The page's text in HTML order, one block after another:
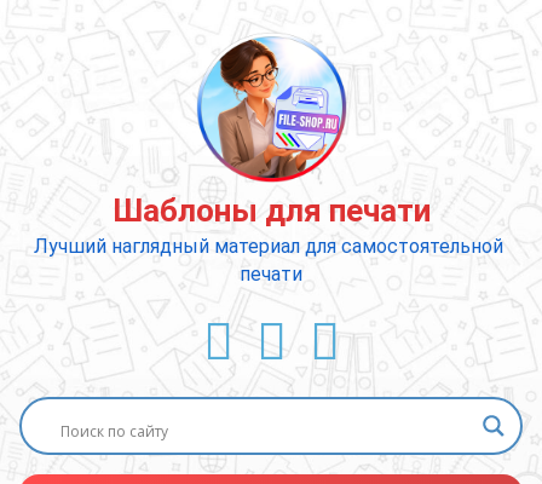
содержимому
Шаблоны для печати
Лучший наглядный материал для самостоятельной
печати
ВКонтакте
YouTube
E-mail